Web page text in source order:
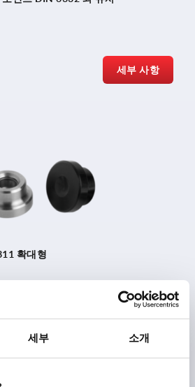
세부 소개
세부 사항
확대형